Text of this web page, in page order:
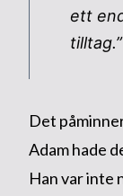
ett
tilltag.”
Det
Adam hade
Han var inte